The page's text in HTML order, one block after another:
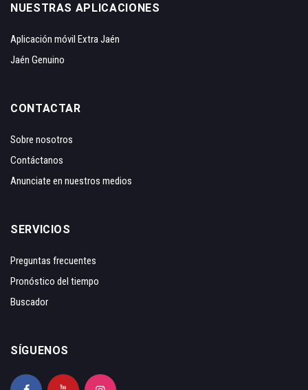
NUESTRAS APLICACIONES
Aplicación móvil Extra Jaén
Jaén Genuino
CONTACTAR
Sobre nosotros
Contáctanos
Anunciate en nuestros medios
SERVICIOS
Preguntas frecuentes
Pronóstico del tiempo
Buscador
SÍGUENOS